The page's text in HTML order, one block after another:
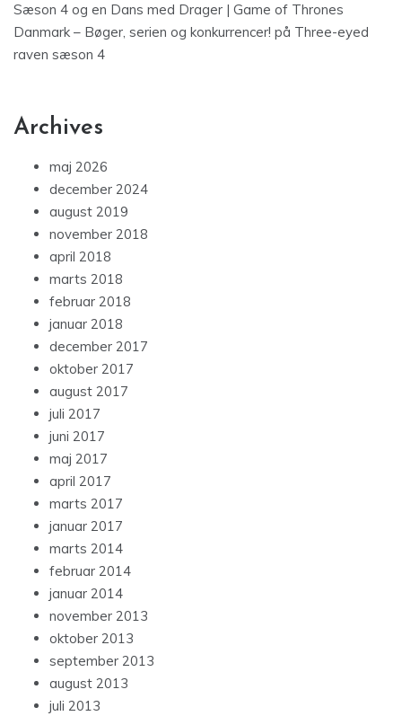
Sæson 4 og en Dans med Drager | Game of Thrones
Danmark – Bøger, serien og konkurrencer! på Three-eyed
raven sæson 4
Archives
maj 2026
december 2024
august 2019
november 2018
april 2018
marts 2018
februar 2018
januar 2018
december 2017
oktober 2017
august 2017
juli 2017
juni 2017
maj 2017
april 2017
marts 2017
januar 2017
marts 2014
februar 2014
januar 2014
november 2013
oktober 2013
september 2013
august 2013
juli 2013